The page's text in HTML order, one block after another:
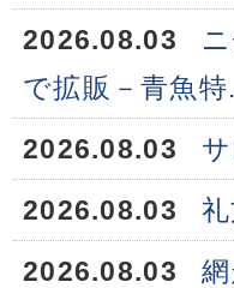
2026.08.03
で拡販－青魚特
2026.08.03
2026.08.03
2026.08.03